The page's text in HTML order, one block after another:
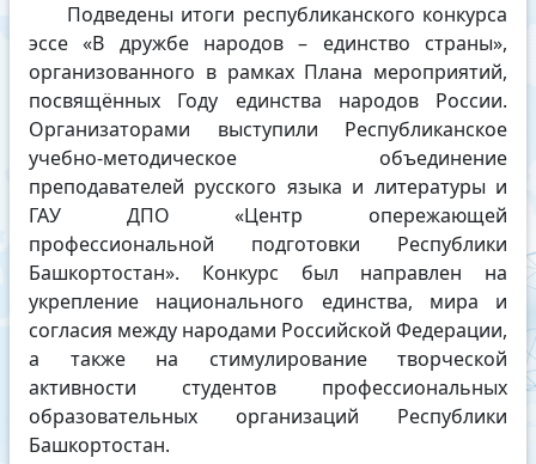
Подведены итоги республиканского конкурса
эссе «В дружбе народов – единство страны»,
организованного в рамках Плана мероприятий,
посвящённых Году единства народов России.
Организаторами выступили Республиканское
учебно-методическое объединение
преподавателей русского языка и литературы и
ГАУ ДПО «Центр опережающей
профессиональной подготовки Республики
Башкортостан». Конкурс был направлен на
укрепление национального единства, мира и
согласия между народами Российской Федерации,
а также на стимулирование творческой
активности студентов профессиональных
образовательных организаций Республики
Башкортостан.